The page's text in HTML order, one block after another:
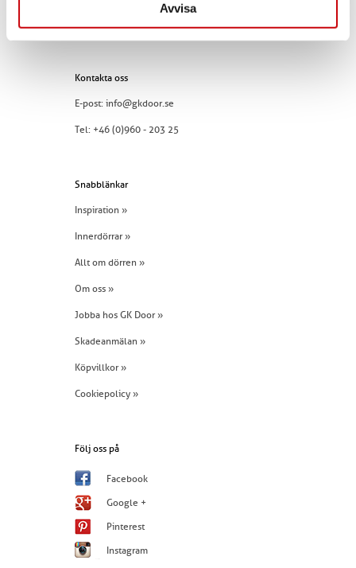
Avvisa
Kontakta oss
E-post:info@gkdoor.se
Tel: +46 (0)960 - 203 25
Snabblänkar
Inspiration »
Innerdörrar »
Allt om dörren »
Om oss »
Jobba hos GK Door »
Skadeanmälan »
Köpvillkor »
Cookiepolicy »
Följ oss på
Facebook
Google +
Pinterest
Instagram